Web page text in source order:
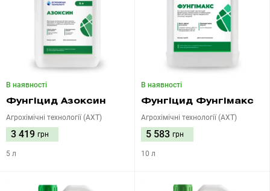
В наявності
Фунгіцид Азоксин
Агрохімічні технології (АХТ)
3 419 грн
5 л
В наявності
Фунгіцид Фунгімакс
Агрохімічні технології (АХТ)
5 583 грн
10 л